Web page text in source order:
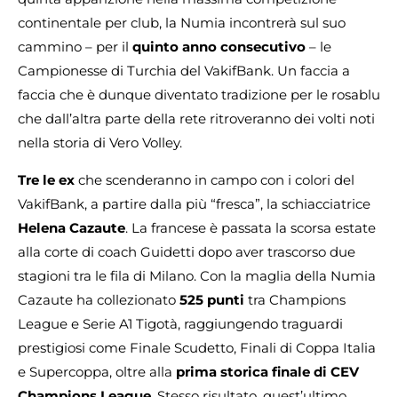
continentale per club, la Numia incontrerà sul suo
cammino – per il quinto anno consecutivo – le
Campionesse di Turchia del VakifBank. Un faccia a
faccia che è dunque diventato tradizione per le rosablu
che dall’altra parte della rete ritroveranno dei volti noti
nella storia di Vero Volley.
Tre le ex che scenderanno in campo con i colori del
VakifBank, a partire dalla più “fresca”, la schiacciatrice
Helena Cazaute. La francese è passata la scorsa estate
alla corte di coach Guidetti dopo aver trascorso due
stagioni tra le fila di Milano. Con la maglia della Numia
Cazaute ha collezionato 525 punti tra Champions
League e Serie A1 Tigotà, raggiungendo traguardi
prestigiosi come Finale Scudetto, Finali di Coppa Italia
e Supercoppa, oltre alla prima storica finale di CEV